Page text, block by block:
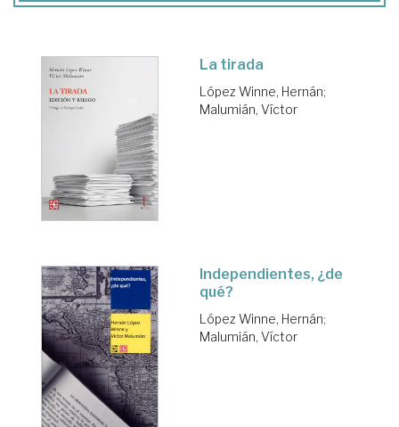
La tirada
López Winne, Hernán;
Malumián, Víctor
Independientes, ¿de
qué?
López Winne, Hernán;
Malumián, Víctor